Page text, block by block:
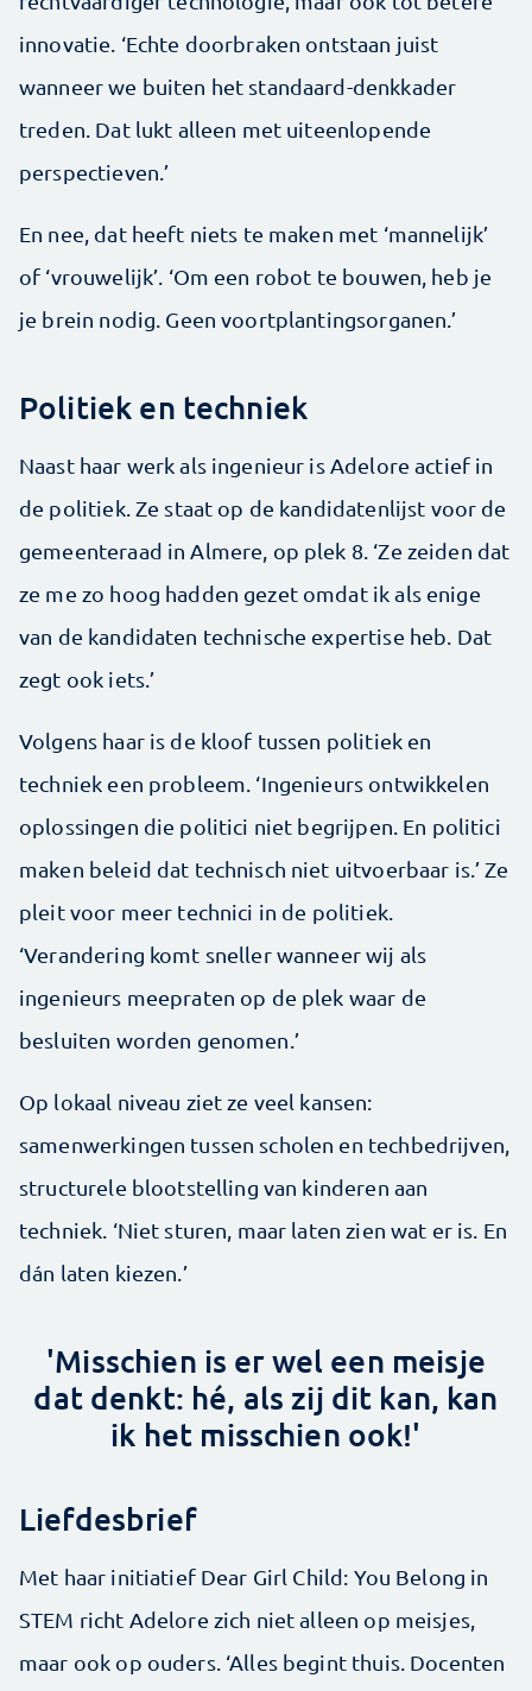
innovatie. ‘Echte doorbraken ontstaan juist
wanneer we buiten het standaard-denkkader
treden. Dat lukt alleen met uiteenlopende
perspectieven.’
En nee, dat heeft niets te maken met ‘mannelijk’
of ‘vrouwelijk’. ‘Om een robot te bouwen, heb je
je brein nodig. Geen voortplantingsorganen.’
Politiek en techniek
Naast haar werk als ingenieur is Adelore actief in
de politiek. Ze staat op de kandidatenlijst voor de
gemeenteraad in Almere, op plek 8. ‘Ze zeiden dat
ze me zo hoog hadden gezet omdat ik als enige
van de kandidaten technische expertise heb. Dat
zegt ook iets.’
Volgens haar is de kloof tussen politiek en
techniek een probleem. ‘Ingenieurs ontwikkelen
oplossingen die politici niet begrijpen. En politici
maken beleid dat technisch niet uitvoerbaar is.’ Ze
pleit voor meer technici in de politiek.
‘Verandering komt sneller wanneer wij als
ingenieurs meepraten op de plek waar de
besluiten worden genomen.’
Op lokaal niveau ziet ze veel kansen:
samenwerkingen tussen scholen en techbedrijven,
structurele blootstelling van kinderen aan
techniek. ‘Niet sturen, maar laten zien wat er is. En
dán laten kiezen.’
'Misschien is er wel een meisje
dat denkt: hé, als zij dit kan, kan
ik het misschien ook!'
Liefdesbrief
Met haar initiatief Dear Girl Child: You Belong in
STEM richt Adelore zich niet alleen op meisjes,
maar ook op ouders. ‘Alles begint thuis. Docenten